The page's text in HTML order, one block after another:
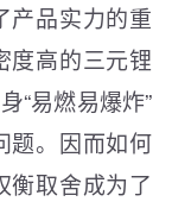
产品实力的重
度高的三元锂
“易燃易爆炸”
题。因而如何
衡取舍成为了